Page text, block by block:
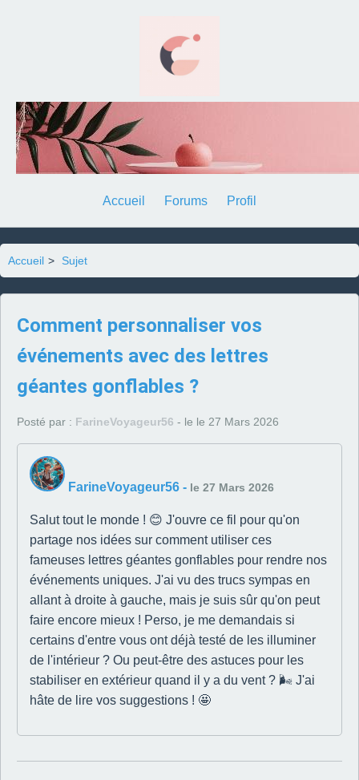
Accueil Forums Profil
Accueil > Sujet
Comment personnaliser vos
événements avec des lettres
géantes gonflables ?
Posté par : FarineVoyageur56 - le le 27 Mars 2026
FarineVoyageur56 - le 27 Mars 2026
Salut tout le monde ! 😊 J'ouvre ce fil pour qu'on
partage nos idées sur comment utiliser ces
fameuses lettres géantes gonflables pour rendre nos
événements uniques. J'ai vu des trucs sympas en
allant à droite à gauche, mais je suis sûr qu'on peut
faire encore mieux ! Perso, je me demandais si
certains d'entre vous ont déjà testé de les illuminer
de l'intérieur ? Ou peut-être des astuces pour les
stabiliser en extérieur quand il y a du vent ? 🌬️ J'ai
hâte de lire vos suggestions ! 🤩